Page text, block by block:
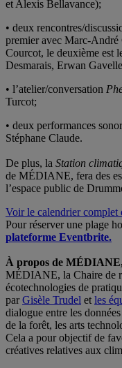
et Alexis Bellavance);
• deux rencontres/
premier avec Marc-André
Courcot, le deuxième est
Desmarais, Erwan
• l’atelier/conversation
Turcot;
• deux performances
Stéphane Claude.
De plus, la Station
de MÉDIANE, fera des
l’espace public de
Voir le calendrier complet
Pour réserver une plage
plateforme Eventbrite.
À propos de
MÉDIANE, la Chaire de
écotechnologies de
parGisèle Trudel et les
dialogue entre les
de la forêt, les arts
Cela a pour objectif de
créatives relatives aux